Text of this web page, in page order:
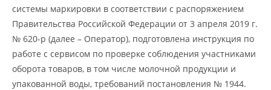
системы маркировки в соответствии с распоряжением
Правительства Российской Федерации от 3 апреля 2019 г.
№ 620-р (далее – Оператор), подготовлена инструкция по
работе с сервисом по проверке соблюдения участниками
оборота товаров, в том числе молочной продукции и
упакованной воды, требований постановления № 1944.